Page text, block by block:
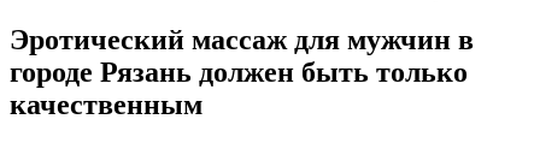
Эротический массаж для мужчин в
городе Рязань должен быть только
качественным